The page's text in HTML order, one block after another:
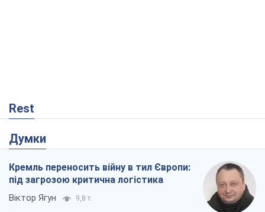
Rest
Думки
Кремль переносить війну в тил Європи:
під загрозою критична логістика
Віктор Ягун 9,8 т.